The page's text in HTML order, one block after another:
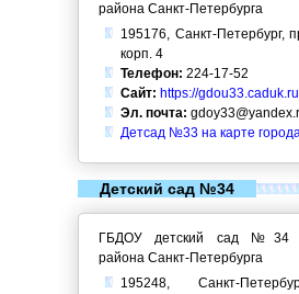
района Санкт-Петербурга
195176, Санкт-Петербург,
корп. 4
Телефон: 224-17-52
Сайт: https://
Эл. почта:
Детсад №33 на карте
Детский сад №34
ГБДОУ детский сад №34
района Санкт-Петербурга
195248, Санкт-